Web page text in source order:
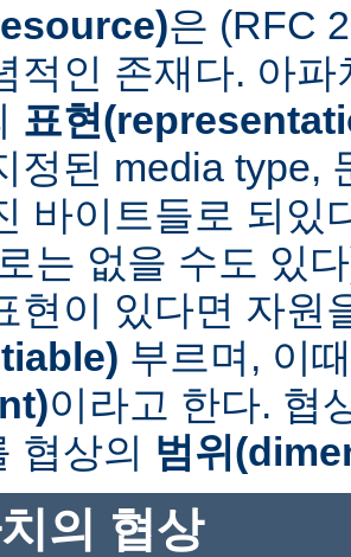
은 (RFC
적인 존재다. 아
표현
정된 media type,
바이트들로 되있
는 없을 수도 있
현이 있다면 자원
부르며, 이
이라고 한다. 협
협상의 범위
의 협상